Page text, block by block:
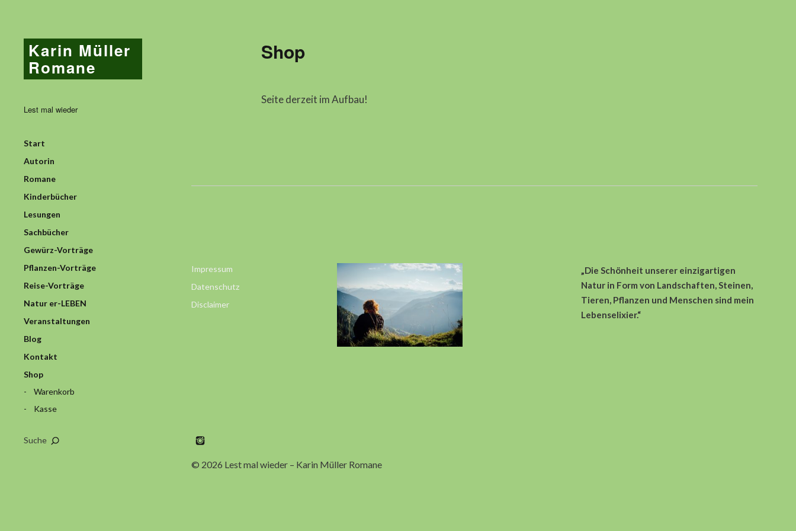
Karin Müller
Romane
Lest mal wieder
Start
Autorin
Romane
Kinderbücher
Lesungen
Sachbücher
Gewürz-Vorträge
Pflanzen-Vorträge
Reise-Vorträge
Natur er-LEBEN
Veranstaltungen
Blog
Kontakt
Shop
Warenkorb
Kasse
Suche
Shop
Seite derzeit im Aufbau!
Impressum
Datenschutz
Disclaimer
„Die Schönheit unserer einzigartigen
Natur in Form von Landschaften, Steinen,
Tieren, Pflanzen und Menschen sind mein
Lebenselixier.“
© 2026 Lest mal wieder – Karin Müller Romane